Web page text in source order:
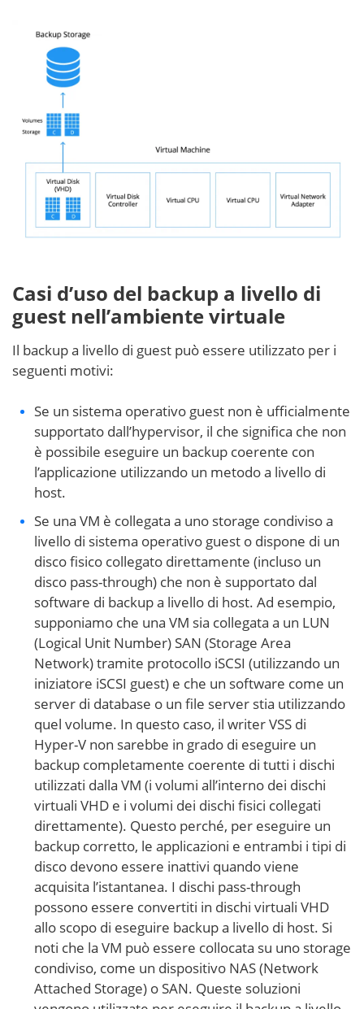
Casi d’uso del backup a livello di
guest nell’ambiente virtuale
Il backup a livello di guest può essere utilizzato per i
seguenti motivi:
Se un sistema operativo guest non è ufficialmente
supportato dall’hypervisor, il che significa che non
è possibile eseguire un backup coerente con
l’applicazione utilizzando un metodo a livello di
host.
Se una VM è collegata a uno storage condiviso a
livello di sistema operativo guest o dispone di un
disco fisico collegato direttamente (incluso un
disco pass-through) che non è supportato dal
software di backup a livello di host. Ad esempio,
supponiamo che una VM sia collegata a un LUN
(Logical Unit Number) SAN (Storage Area
Network) tramite protocollo iSCSI (utilizzando un
iniziatore iSCSI guest) e che un software come un
server di database o un file server stia utilizzando
quel volume. In questo caso, il writer VSS di
Hyper-V non sarebbe in grado di eseguire un
backup completamente coerente di tutti i dischi
utilizzati dalla VM (i volumi all’interno dei dischi
virtuali VHD e i volumi dei dischi fisici collegati
direttamente). Questo perché, per eseguire un
backup corretto, le applicazioni e entrambi i tipi di
disco devono essere inattivi quando viene
acquisita l’istantanea. I dischi pass-through
possono essere convertiti in dischi virtuali VHD
allo scopo di eseguire backup a livello di host. Si
noti che la VM può essere collocata su uno storage
condiviso, come un dispositivo NAS (Network
Attached Storage) o SAN. Queste soluzioni